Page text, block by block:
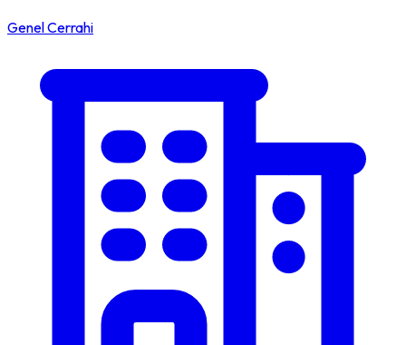
Genel Cerrahi